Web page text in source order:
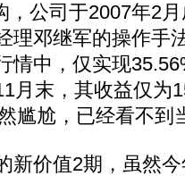
，公司于2007年2
理邓继军的操作手
情中，仅实现
月末，其收益仅为
尴尬，已经看不到
价值2期，虽然今